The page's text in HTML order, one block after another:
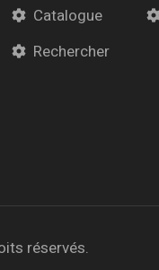
Catalogue
Rechercher
réservés.